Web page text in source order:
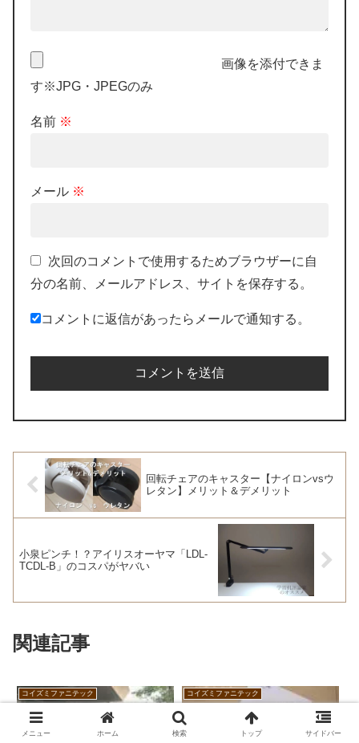
画像を添付できま
す※JPG・JPEGのみ
名前 ※
メール ※
次回のコメントで使用するためブラウザーに自
分の名前、メールアドレス、サイトを保存する。
コメントに返信があったらメールで通知する。
回転チェアのキャスター【ナイロンvsウ
レタン】メリット＆デメリット
小泉ピンチ！？アイリスオーヤマ「LDL-
TCDL-B」のコスパがヤバい
関連記事
コイズミファニテック コイズミファニテック
メニュー ホーム 検索 トップ サイドバー